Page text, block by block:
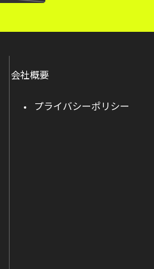
会社概要
プライバシーポリシー